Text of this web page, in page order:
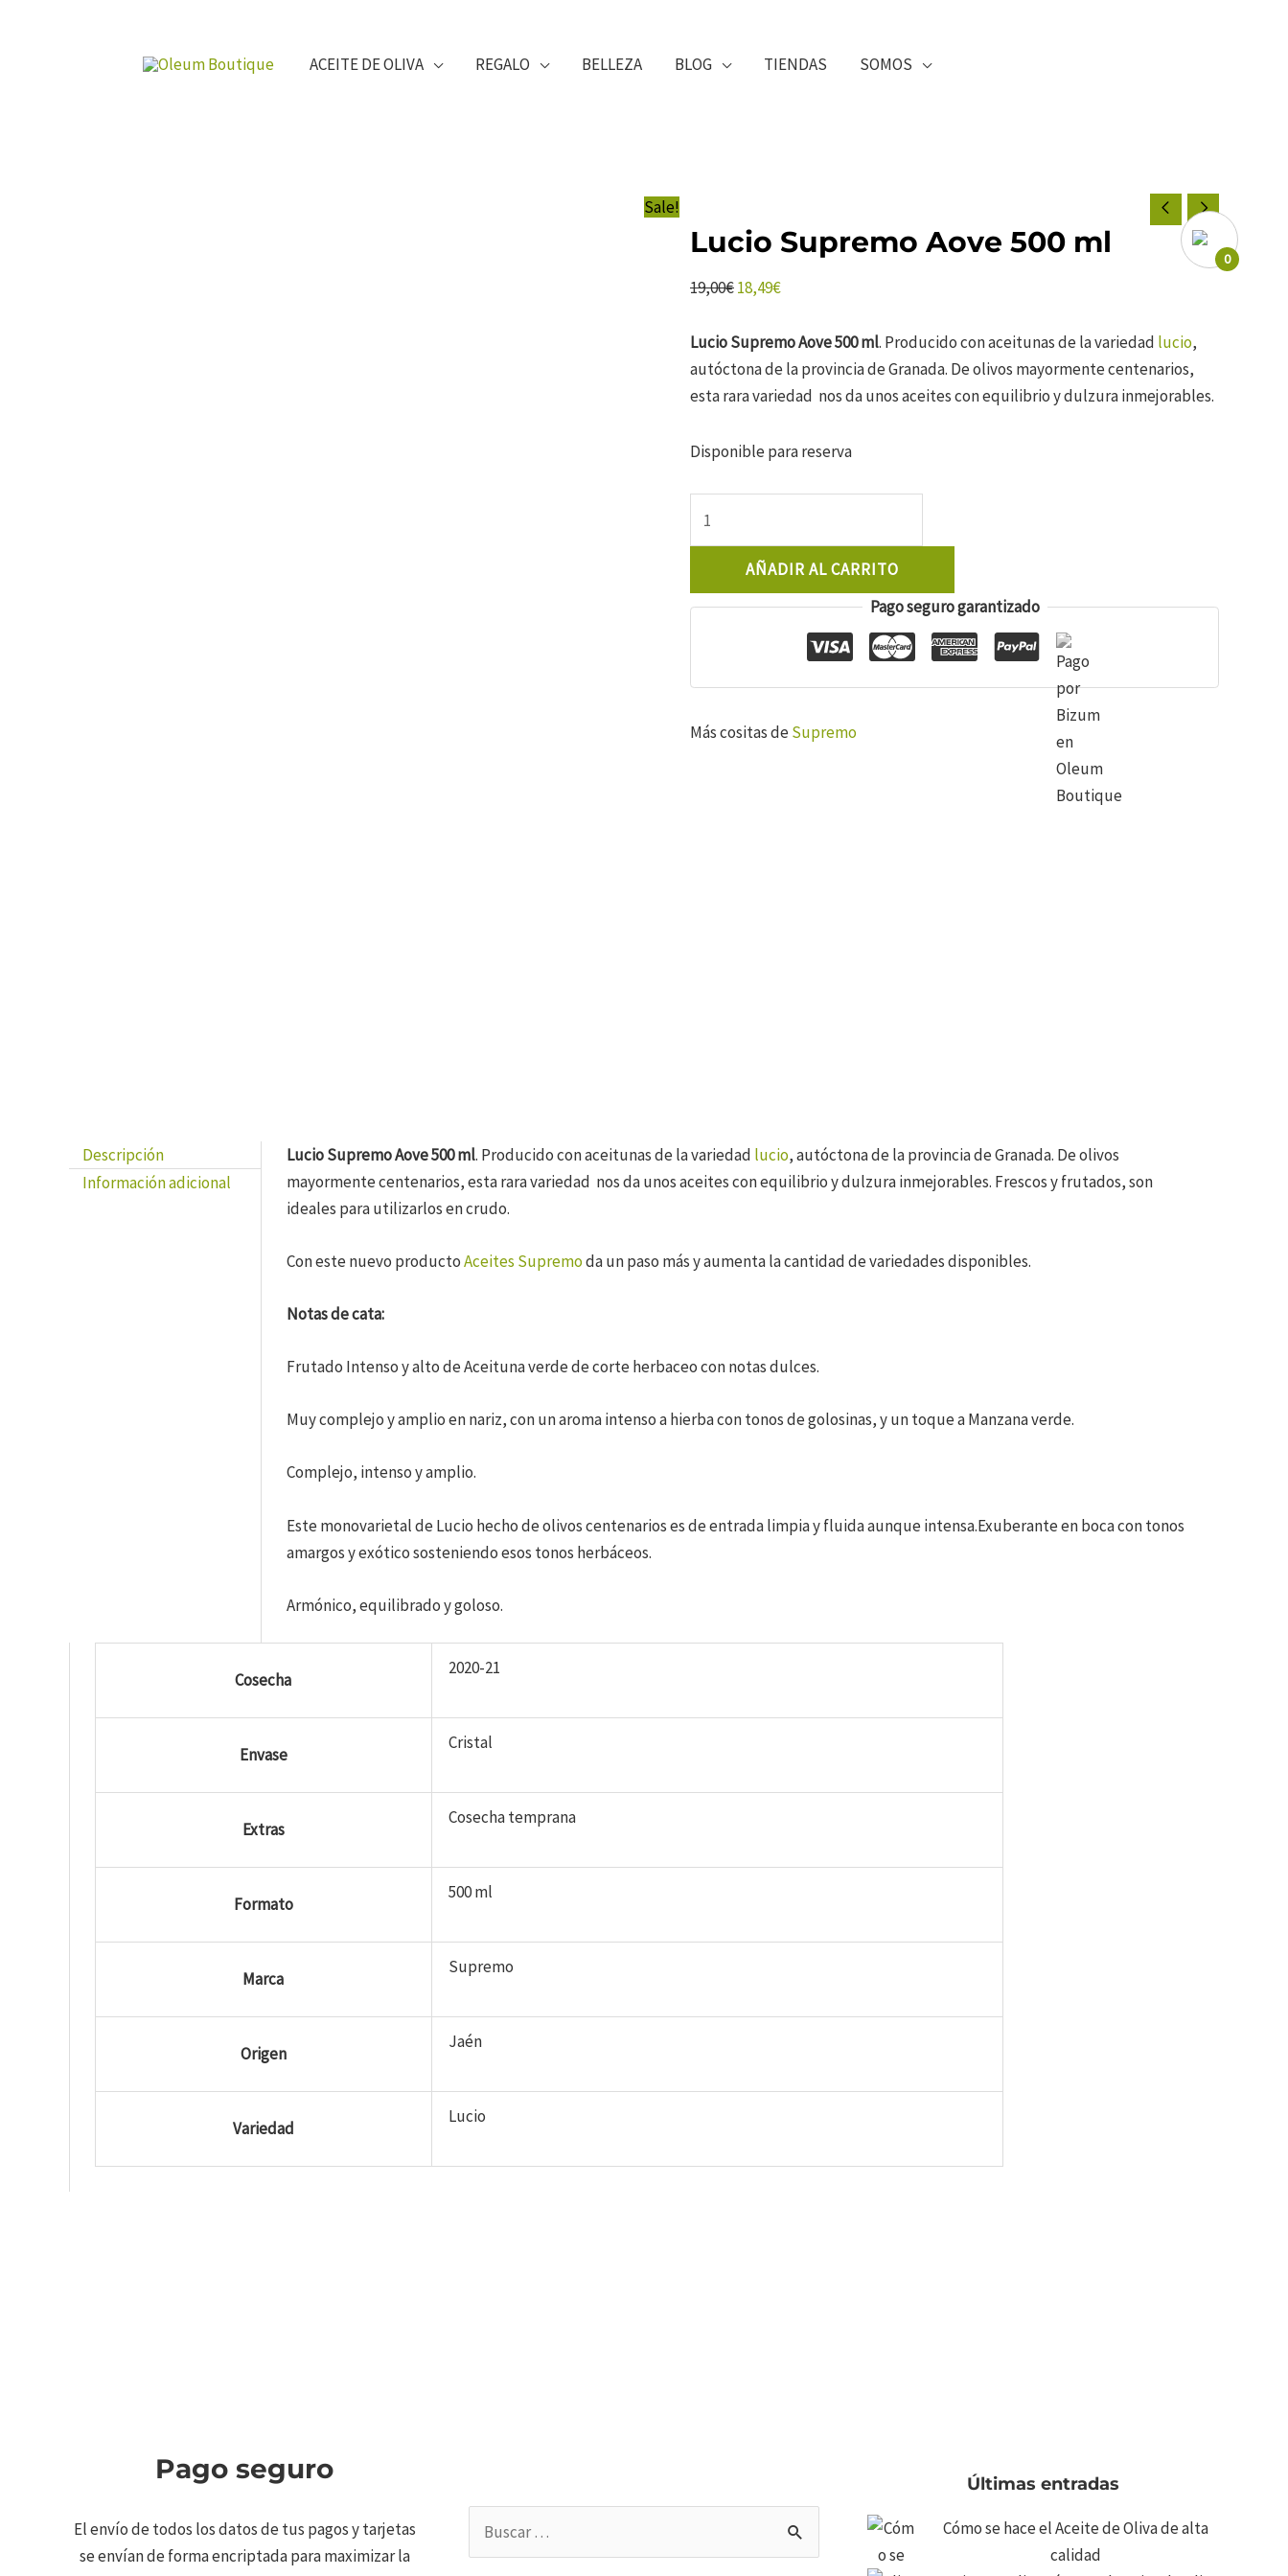
ACEITE DE OLIVA REGALO BELLEZA BLOG TIENDAS SOMOS
Sale!
Lucio Supremo Aove 500 ml
19,00€El
original
era:
19,00€.
18,49€El
actual
es:
18,49€.
Lucio Supremo Aove 500 ml. Producido con aceitunas de la variedad lucio,
autóctona de la provincia de Granada. De olivos mayormente centenarios,
esta rara variedad nos da unos aceites con equilibrio y dulzura inmejorables.
Disponible para reserva
Supremo
ml
AÑADIR AL CARRITO
Pago seguro garantizado
Más cositas deSupremo
Descripción
Información adicional
Lucio Supremo Aove 500 ml. Producido con aceitunas de la variedad lucio, autóctona de la provincia de Granada. De olivos
mayormente centenarios, esta rara variedad nos da unos aceites con equilibrio y dulzura inmejorables. Frescos y frutados, son
ideales para utilizarlos en crudo.
Con este nuevo productoAceites Supremoda un paso más y aumenta la cantidad de variedades disponibles.
Notas de cata:
Frutado Intenso y alto de Aceituna verde de corte herbaceo con notas dulces.
Muy complejo y amplio en nariz, con un aroma intenso a hierba con tonos de golosinas, y un toque a Manzana verde.
Complejo, intenso y amplio.
Este monovarietal de Lucio hecho de olivos centenarios es de entrada limpia y fluida aunque intensa.Exuberante en boca con tonos
amargos y exótico sosteniendo esos tonos herbáceos.
Armónico, equilibrado y goloso.
Cosecha
2020-21
Envase
Cristal
Extras
Cosecha temprana
Formato
500 ml
Marca
Supremo
Origen
Jaén
Variedad
Lucio
Pago seguro
El envío de todos los datos de tus pagos y tarjetas
se envían de forma encriptada para maximizar la
Últimas entradas
Cómo se hace el Aceite de Oliva de alta
calidad
0